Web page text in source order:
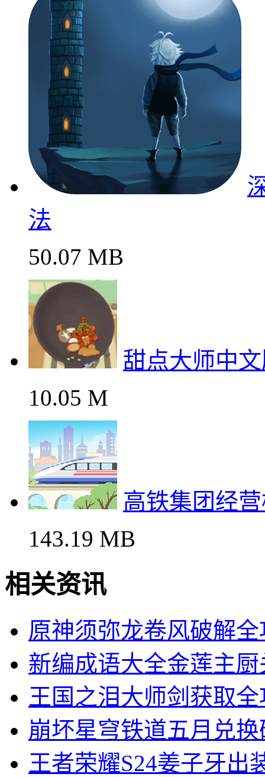
法
50.07 MB
甜点大师中
10.05 M
高铁集团经
143.19 MB
相关资讯
原神须弥龙卷风破解全
新编成语大全金莲主
王国之泪大师剑获取
崩坏星穹铁道五月兑
王者荣耀S24姜子牙出